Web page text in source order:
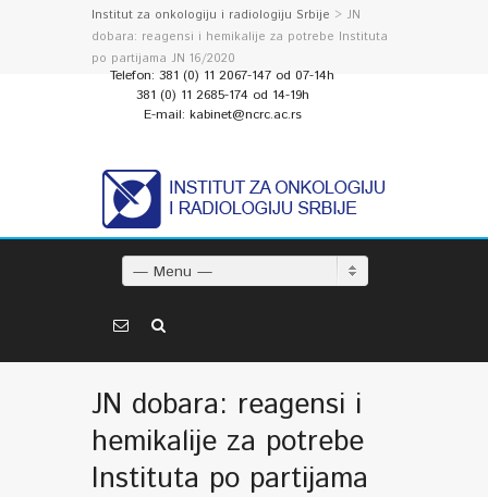
Institut za onkologiju i radiologiju Srbije > JN
dobara: reagensi i hemikalije za potrebe Instituta
po partijama JN 16/2020
Telefon: 381 (0) 11 2067-147 od 07-14h
381 (0) 11 2685-174 od 14-19h
E-mail: kabinet@ncrc.ac.rs
— Menu —
JN dobara: reagensi i
hemikalije za potrebe
Instituta po partijama